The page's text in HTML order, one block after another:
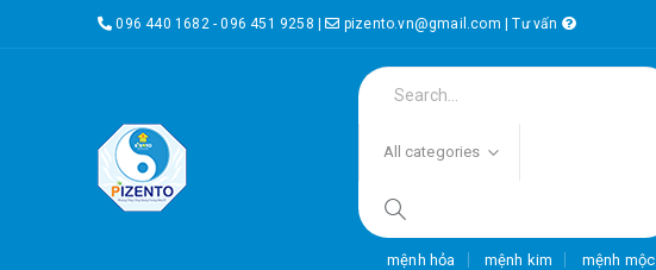
096 440 1682 - 096 451 9258 | pizento.vn@gmail.com |Tư vấn
All categories
mệnh hỏa mệnh kim mệnh mộc